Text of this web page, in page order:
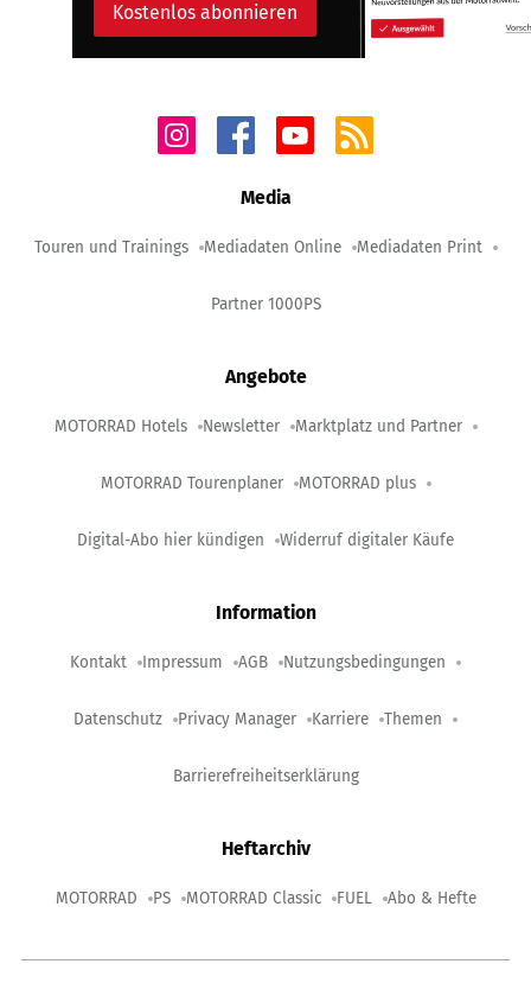
Kostenlos abonnieren
Media
Touren und Trainings Mediadaten Online Mediadaten Print
Partner 1000PS
Angebote
MOTORRAD Hotels Newsletter Marktplatz und Partner
MOTORRAD Tourenplaner MOTORRAD plus
Digital-Abo hier kündigen Widerruf digitaler Käufe
Information
Kontakt Impressum AGB Nutzungsbedingungen
Datenschutz Privacy Manager Karriere Themen
Barrierefreiheitserklärung
Heftarchiv
MOTORRAD PS MOTORRAD Classic FUEL Abo & Hefte